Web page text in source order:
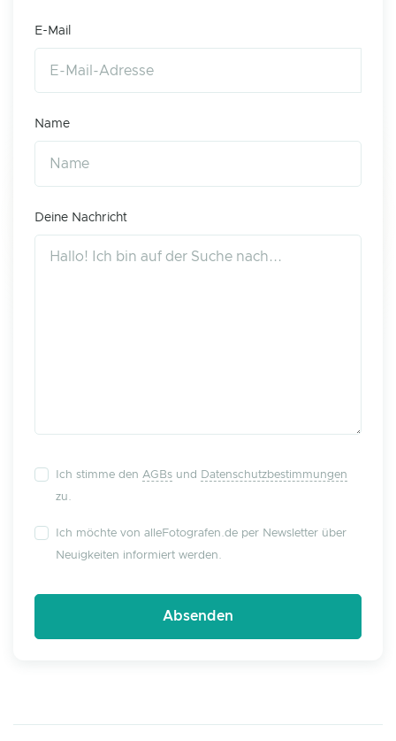
E-Mail
Name
Deine Nachricht
Ich stimme den AGBs und
Datenschutzbestimmungen
zu.
Ich möchte von alleFotografen.de per Newsletter über
Neuigkeiten informiert werden.